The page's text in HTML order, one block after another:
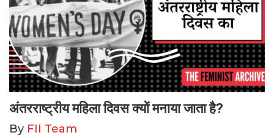
अंतरराष्ट्रीय महिला दिवस क्यों मनाया जाता है?
By FII Team